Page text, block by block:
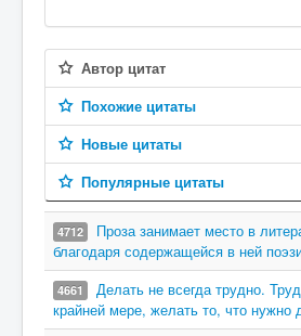
Автор цитат
Похожие цитаты
Новые цитаты
Популярные цитаты
4712
Проза занимает место в
благодаря содержащейся в ней
4661
Делать не всегда трудно.
крайней мере, желать то, что нужно